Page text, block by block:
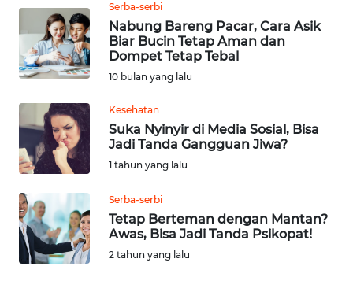
Serba-serbi
Nabung Bareng Pacar, Cara Asik
Biar Bucin Tetap Aman dan
Dompet Tetap Tebal
10 bulan yang lalu
Kesehatan
Suka Nyinyir di Media Sosial, Bisa
Jadi Tanda Gangguan Jiwa?
1 tahun yang lalu
Serba-serbi
Tetap Berteman dengan Mantan?
Awas, Bisa Jadi Tanda Psikopat!
2 tahun yang lalu
OPINI
OPINI
Informasi
INDEKS
BERITA
KONTAK
KAMI
INFO